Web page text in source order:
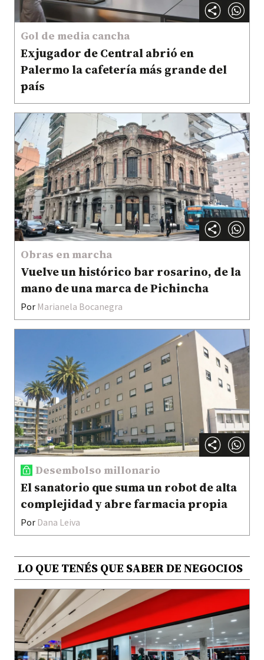
Gol de media cancha
Exjugador de Central abrió en
Palermo la cafetería más grande del
país
Obras en marcha
Vuelve un histórico bar rosarino, de la
mano de una marca de Pichincha
Por Marianela Bocanegra
Desembolso millonario
El sanatorio que suma un robot de alta
complejidad y abre farmacia propia
Por Dana Leiva
LO QUE TENÉS QUE SABER DE NEGOCIOS